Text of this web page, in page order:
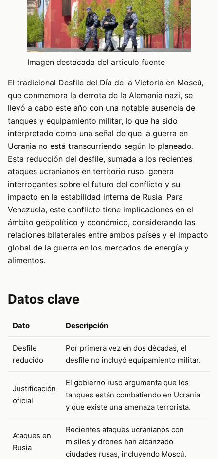
Imagen destacada del articulo fuente
El tradicional Desfile del Día de la Victoria en Moscú,
que conmemora la derrota de la Alemania nazi, se
llevó a cabo este año con una notable ausencia de
tanques y equipamiento militar, lo que ha sido
interpretado como una señal de que la guerra en
Ucrania no está transcurriendo según lo planeado.
Esta reducción del desfile, sumada a los recientes
ataques ucranianos en territorio ruso, genera
interrogantes sobre el futuro del conflicto y su
impacto en la estabilidad interna de Rusia. Para
Venezuela, este conflicto tiene implicaciones en el
ámbito geopolítico y económico, considerando las
relaciones bilaterales entre ambos países y el impacto
global de la guerra en los mercados de energía y
alimentos.
Datos clave
Dato Descripción
Desfile
reducido
Por primera vez en dos décadas, el
desfile no incluyó equipamiento militar.
Justificación
oficial
El gobierno ruso argumenta que los
tanques están combatiendo en Ucrania
y que existe una amenaza terrorista.
Ataques en
Rusia
Recientes ataques ucranianos con
misiles y drones han alcanzado
ciudades rusas, incluyendo Moscú.